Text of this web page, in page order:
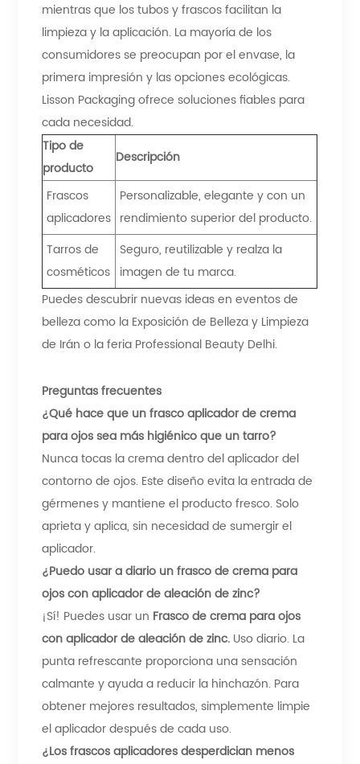
mientras que los tubos y frascos facilitan la
limpieza y la aplicación. La mayoría de los
consumidores se preocupan por el envase, la
primera impresión y las opciones ecológicas.
Lisson Packaging ofrece soluciones fiables para
cada necesidad.
Tipo de
producto
Descripción
Frascos
aplicadores
Personalizable, elegante y con un
rendimiento superior del producto.
Tarros de
cosméticos
Seguro, reutilizable y realza la
imagen de tu marca.
Puedes descubrir nuevas ideas en eventos de
belleza como la Exposición de Belleza y Limpieza
de Irán o la feria Professional Beauty Delhi.
Preguntas frecuentes
¿Qué hace que un frasco aplicador de crema
para ojos sea más higiénico que un tarro?
Nunca tocas la crema dentro del aplicador del
contorno de ojos. Este diseño evita la entrada de
gérmenes y mantiene el producto fresco. Solo
aprieta y aplica, sin necesidad de sumergir el
aplicador.
¿Puedo usar a diario un frasco de crema para
ojos con aplicador de aleación de zinc?
¡Sí! Puedes usar un Frasco de crema para ojos
con aplicador de aleación de zinc. Uso diario. La
punta refrescante proporciona una sensación
calmante y ayuda a reducir la hinchazón. Para
obtener mejores resultados, simplemente limpie
el aplicador después de cada uso.
¿Los frascos aplicadores desperdician menos